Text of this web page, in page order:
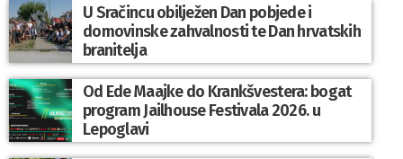
U Sračincu obilježen Dan pobjede i
domovinske zahvalnosti te Dan hrvatskih
branitelja
Od Ede Maajke do Krankšvestera: bogat
program Jailhouse Festivala 2026. u
Lepoglavi